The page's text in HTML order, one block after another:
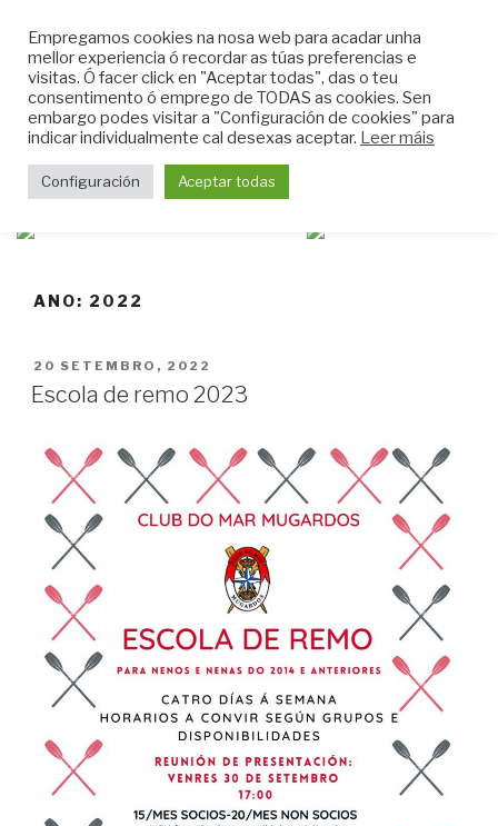
content
CLUB DO MAR DE
MUGARDOS
Web do Club do Mar de Mugardos
ANO: 2022
POSTED
ON
20 SETEMBRO, 2022
Escola de remo 2023
Empregamos cookies na nosa web para acadar unha
mellor experiencia ó recordar as túas preferencias e
visitas. Ó facer click en "Aceptar todas", das o teu
consentimento ó emprego de TODAS as cookies. Sen
embargo podes visitar a "Configuración de cookies" para
indicar individualmente cal desexas aceptar. Leer máis
Configuración Aceptar todas